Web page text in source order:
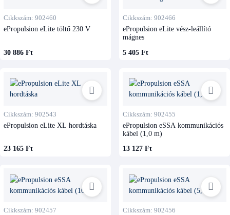
Cikkszám: 902460
ePropulsion eLite töltő 230 V
30 886 Ft
Cikkszám: 902466
ePropulsion eLite vész-leállító
mágnes
5 405 Ft
Cikkszám: 902543
ePropulsion eLite XL hordtáska
23 165 Ft
Cikkszám: 902455
ePropulsion eSSA kommunikációs
kábel (1,0 m)
13 127 Ft
Cikkszám: 902457 Cikkszám: 902456